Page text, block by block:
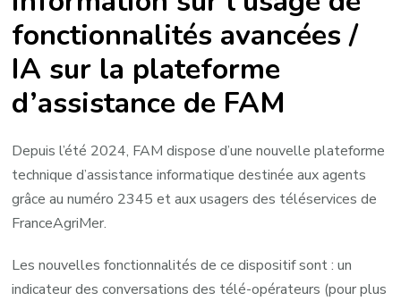
fonctionnalités avancées /
IA sur la plateforme
d’assistance de FAM
Depuis l’été 2024, FAM dispose d’une nouvelle plateforme
technique d’assistance informatique destinée aux agents
grâce au numéro 2345 et aux usagers des téléservices de
FranceAgriMer.
Les nouvelles fonctionnalités de ce dispositif sont : un
indicateur des conversations des télé-opérateurs (pour plus